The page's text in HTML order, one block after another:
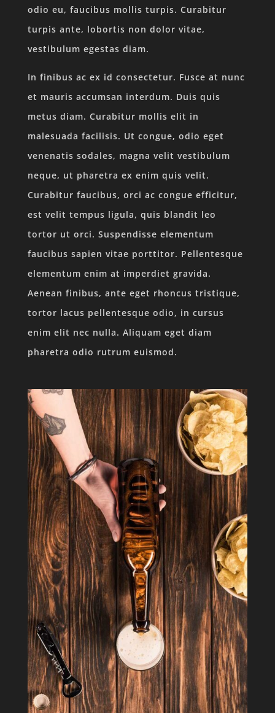
odio eu, faucibus mollis turpis. Curabitur
turpis ante, lobortis non dolor vitae,
vestibulum egestas diam.
In finibus ac ex id consectetur. Fusce at nunc
et mauris accumsan interdum. Duis quis
metus diam. Curabitur mollis elit in
malesuada facilisis. Ut congue, odio eget
venenatis sodales, magna velit vestibulum
neque, ut pharetra ex enim quis velit.
Curabitur faucibus, orci ac congue efficitur,
est velit tempus ligula, quis blandit leo
tortor ut orci. Suspendisse elementum
faucibus sapien vitae porttitor. Pellentesque
elementum enim at imperdiet gravida.
Aenean finibus, ante eget rhoncus tristique,
tortor lacus pellentesque odio, in cursus
enim elit nec nulla. Aliquam eget diam
pharetra odio rutrum euismod.